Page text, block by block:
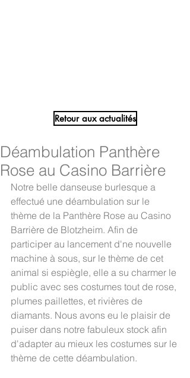
Retour aux actualités
Déambulation Panthère
Rose au Casino Barrière
Notre belle danseuse burlesque a
effectué une déambulation sur le
thème de la Panthère Rose au Casino
Barrière de Blotzheim. Afin de
participer au lancement d'ne nouvelle
machine à sous, sur le thème de cet
animal si espiègle, elle a su charmer le
public avec ses costumes tout de rose,
plumes paillettes, et rivières de
diamants. Nous avons eu le plaisir de
puiser dans notre fabuleux stock afin
d'adapter au mieux les costumes sur le
thème de cette déambulation.